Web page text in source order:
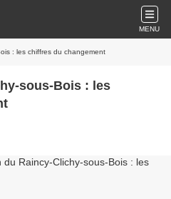
MENU
: les chiffres du changement
sous-Bois : les